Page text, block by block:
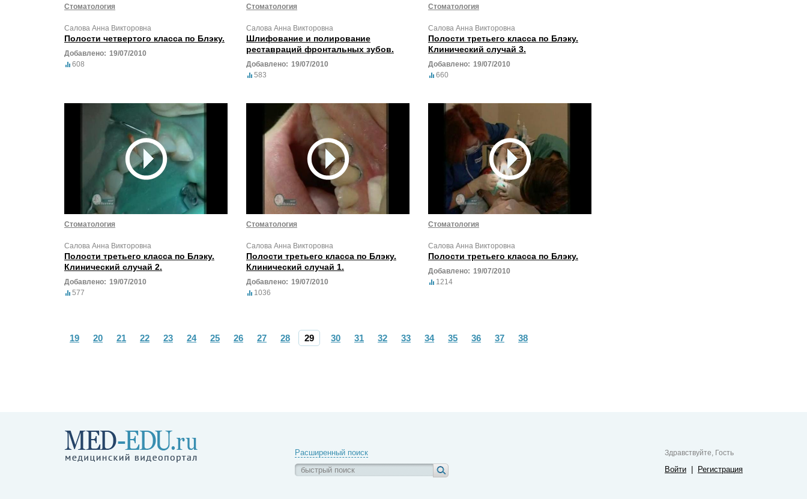
Стоматология
Салова Анна Викторовна
Полости четвертого класса по Блэку.
Добавлено: 19/07/2010
608
Стоматология
Салова Анна Викторовна
Шлифование и полирование
реставраций фронтальных зубов.
Добавлено: 19/07/2010
583
Стоматология
Салова Анна Викторовна
Полости третьего класса по Блэку.
Клинический случай 3.
Добавлено: 19/07/2010
660
Стоматология
Салова Анна Викторовна
Полости третьего класса по Блэку.
Клинический случай 2.
Добавлено: 19/07/2010
577
Стоматология
Салова Анна Викторовна
Полости третьего класса по Блэку.
Клинический случай 1.
Добавлено: 19/07/2010
1036
Стоматология
Салова Анна Викторовна
Полости третьего класса по Блэку.
Добавлено: 19/07/2010
1214
19 20 21 22 23 24 25 26 27 28 29 30 31 32 33 34 35 36 37 38
Расширенный поиск Здравствуйте, Гость
Войти Регистрация